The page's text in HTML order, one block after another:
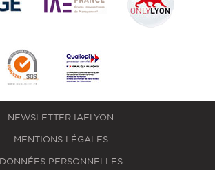
NEWSLETTER IAELYON
MENTIONS LÉGALES
DONNÉES PERSONNELLES